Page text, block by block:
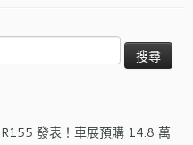
發表！車展預購 14.8 萬